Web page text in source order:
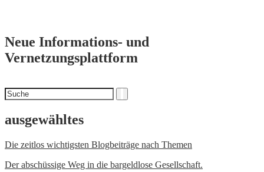
Neue Informations- und
Vernetzungsplattform
Suchen
nach
ausgewähltes
Die zeitlos wichtigsten Blogbeiträge nach Themen
Der abschüssige Weg in die bargeldlose Gesellschaft.